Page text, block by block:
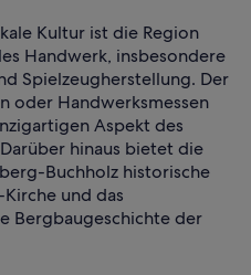
Kultur ist die Region
Handwerk, insbesondere
Spielzeugherstellung. Der
oder Handwerksmessen
Aspekt des
hinaus bietet die
Buchholz historische
und das
Bergbaugeschichte der